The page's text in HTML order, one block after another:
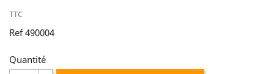
TTC
Ref 490004
Quantité